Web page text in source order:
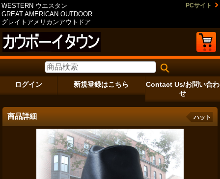
WESTERN ウエスタン
GREAT AMERICAN OUTDOOR
グレイトアメリカンアウトドア
PCサイト
ログイン 新規登録はこちら
Contact Us/お問い合わ
せ
商品詳細 ハット